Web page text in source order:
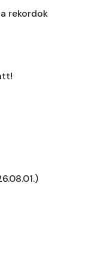
rekordok